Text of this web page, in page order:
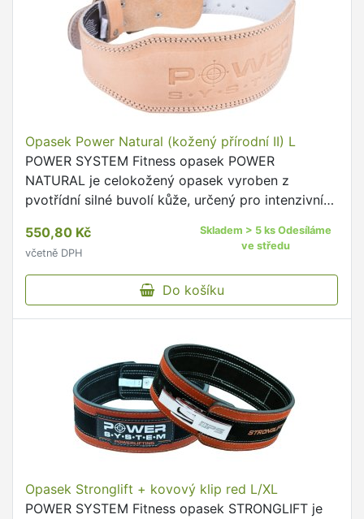
Opasek Power Natural (kožený přírodní II) L
POWER SYSTEM Fitness opasek POWER
NATURAL je celokožený opasek vyroben z
pvotřídní silné buvolí kůže, určený pro intenzivní
550,80 Kč
včetně DPH
Skladem > 5 ks Odesíláme
ve středu
Do košíku
Opasek Stronglift + kovový klip red L/XL
POWER SYSTEM Fitness opasek STRONGLIFT je